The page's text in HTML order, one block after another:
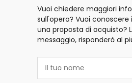
Vuoi chiedere maggiori
sull'opera? Vuoi conoscere
una proposta di acquisto?
messaggio, risponderò al